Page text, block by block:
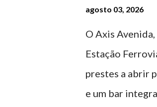
agosto 03, 2026
O Axis
Estação
prestes a abrir
e um bar